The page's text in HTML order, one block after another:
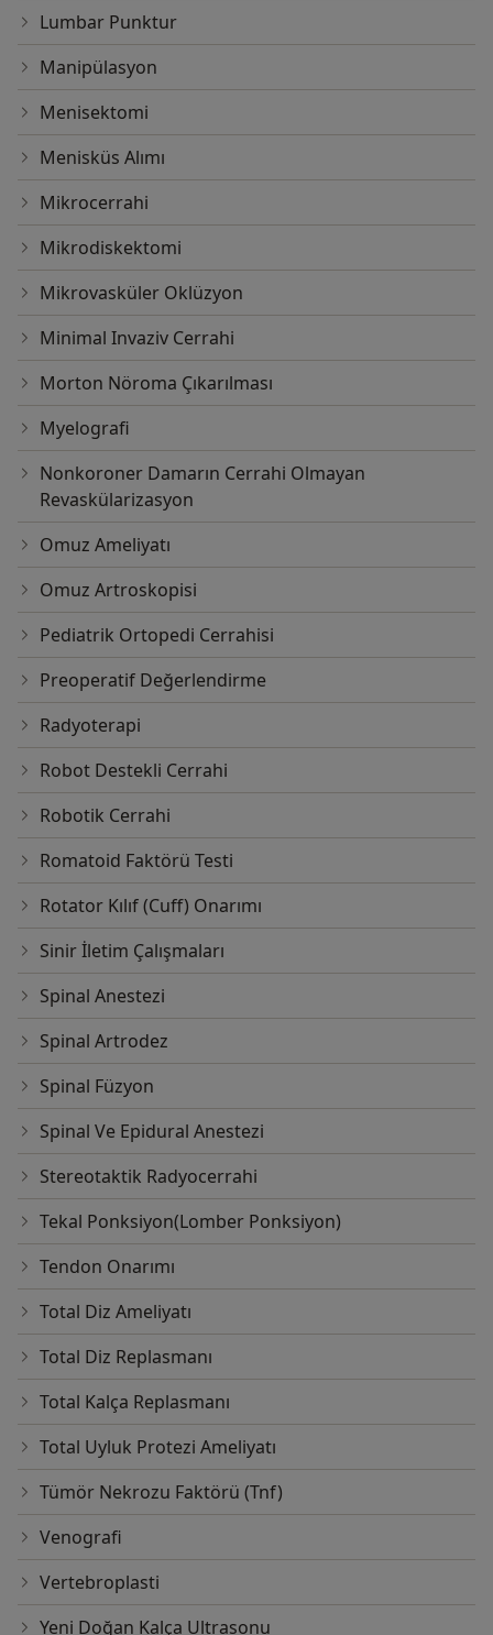
Lumbar Punktur
Manipülasyon
Menisektomi
Menisküs Alımı
Mikrocerrahi
Mikrodiskektomi
Mikrovasküler Oklüzyon
Minimal Invaziv Cerrahi
Morton Nöroma Çıkarılması
Myelografi
Nonkoroner Damarın Cerrahi Olmayan
Revaskülarizasyon
Omuz Ameliyatı
Omuz Artroskopisi
Pediatrik Ortopedi Cerrahisi
Preoperatif Değerlendirme
Radyoterapi
Robot Destekli Cerrahi
Robotik Cerrahi
Romatoid Faktörü Testi
Rotator Kılıf (Cuff) Onarımı
Sinir İletim Çalışmaları
Spinal Anestezi
Spinal Artrodez
Spinal Füzyon
Spinal Ve Epidural Anestezi
Stereotaktik Radyocerrahi
Tekal Ponksiyon(Lomber Ponksiyon)
Tendon Onarımı
Total Diz Ameliyatı
Total Diz Replasmanı
Total Kalça Replasmanı
Total Uyluk Protezi Ameliyatı
Tümör Nekrozu Faktörü (Tnf)
Venografi
Vertebroplasti
Yeni Doğan Kalça Ultrasonu